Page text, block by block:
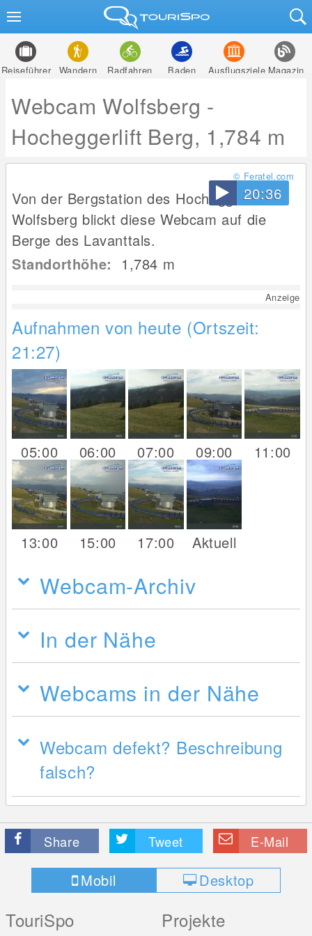
Reiseführer Wandern Radfahren Baden Ausflugsziele Magazin
Webcam Wolfsberg -
Hocheggerlift Berg, 1,784 m
20:36
© Feratel.com
Von der Bergstation des Hocheggerlifts in
Wolfsberg blickt diese Webcam auf die
Berge des Lavanttals.
Standorthöhe: 1,784 m
Anzeige
Aufnahmen von heute (Ortszeit:
21:27)
05:00 06:00 07:00 09:00 11:00
13:00 15:00 17:00 Aktuell
Webcam-Archiv
In der Nähe
Webcams in der Nähe
Webcam defekt? Beschreibung
falsch?
Share Tweet E-Mail
Mobil Desktop
TouriSpo Projekte